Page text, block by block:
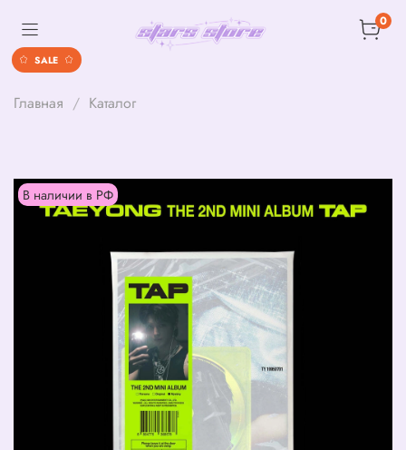
0
Главная Каталог
В наличии в РФ